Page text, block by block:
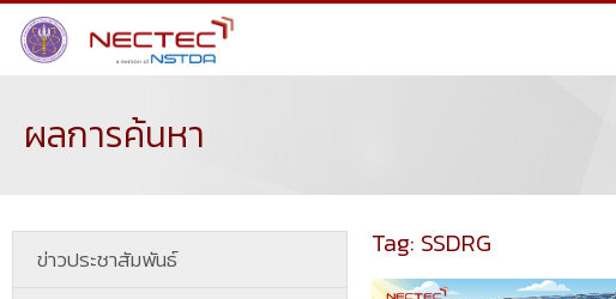
ผลการค้นหา
ข่าวประชาสัมพันธ์
Tag: SSDRG